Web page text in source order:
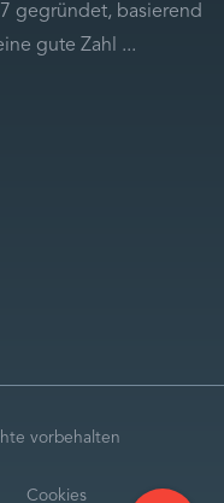
gegründet, basierend
gute Zahl ...
vorbehalten
Cookies